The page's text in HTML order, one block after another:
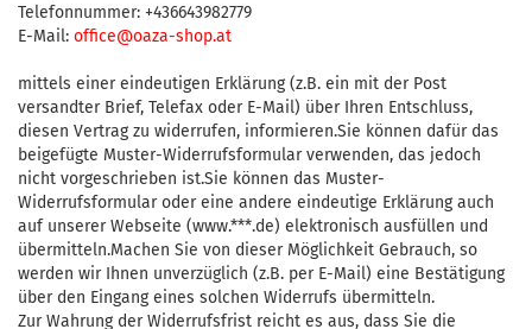
Telefonnummer: +436643982779
E-Mail: office@oaza-shop.at
mittels einer eindeutigen Erklärung (z.B. ein mit der Post
versandter Brief, Telefax oder E-Mail) über Ihren Entschluss,
diesen Vertrag zu widerrufen, informieren.Sie können dafür das
beigefügte Muster-Widerrufsformular verwenden, das jedoch
nicht vorgeschrieben ist.Sie können das Muster-
Widerrufsformular oder eine andere eindeutige Erklärung auch
auf unserer Webseite (www.***.de) elektronisch ausfüllen und
übermitteln.Machen Sie von dieser Möglichkeit Gebrauch, so
werden wir Ihnen unverzüglich (z.B. per E-Mail) eine Bestätigung
über den Eingang eines solchen Widerrufs übermitteln.
Zur Wahrung der Widerrufsfrist reicht es aus, dass Sie die